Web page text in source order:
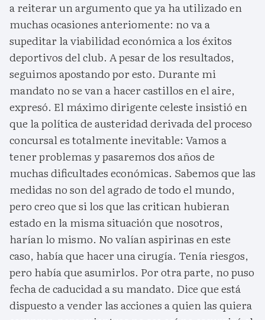
a reiterar un argumento que ya ha utilizado en
muchas ocasiones anteriomente: no va a
supeditar la viabilidad económica a los éxitos
deportivos del club. A pesar de los resultados,
seguimos apostando por esto. Durante mi
mandato no se van a hacer castillos en el aire,
expresó. El máximo dirigente celeste insistió en
que la política de austeridad derivada del proceso
concursal es totalmente inevitable: Vamos a
tener problemas y pasaremos dos años de
muchas dificultades económicas. Sabemos que las
medidas no son del agrado de todo el mundo,
pero creo que si los que las critican hubieran
estado en la misma situación que nosotros,
harían lo mismo. No valían aspirinas en este
caso, había que hacer una cirugía. Tenía riesgos,
pero había que asumirlos. Por otra parte, no puso
fecha de caducidad a su mandato. Dice que está
dispuesto a vender las acciones a quien las quiera